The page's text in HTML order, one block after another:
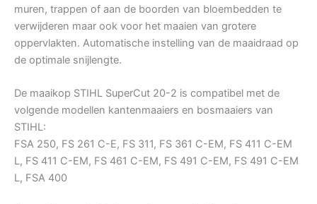
muren, trappen of aan de boorden van bloembedden te
verwijderen maar ook voor het maaien van grotere
oppervlakten. Automatische instelling van de maaidraad op
de optimale snijlengte.
De maaikop STIHL SuperCut 20-2 is compatibel met de
volgende modellen kantenmaaiers en bosmaaiers van
STIHL:
FSA 250, FS 261 C-E, FS 311, FS 361 C-EM, FS 411 C-EM
L, FS 411 C-EM, FS 461 C-EM, FS 491 C-EM, FS 491 C-EM
L, FSA 400